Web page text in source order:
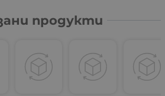
продукти